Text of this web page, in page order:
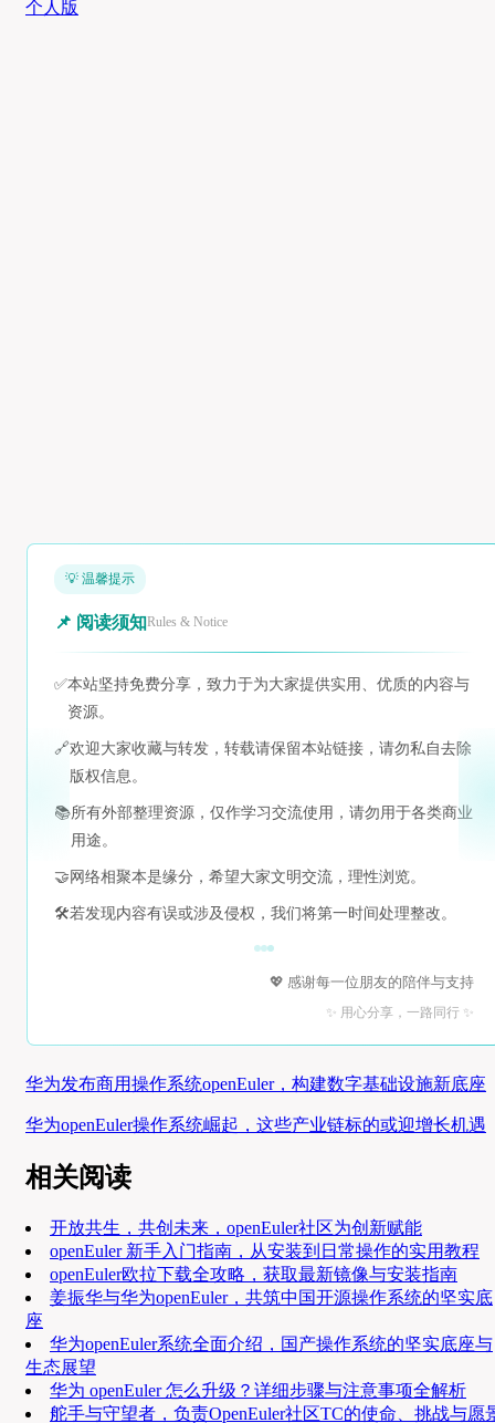
个人版
💡 温馨提示
📌 阅读须知Rules & Notice
✅本站坚持免费分享，致力于为大家提供实用、优质的内容与
资源。
🔗欢迎大家收藏与转发，转载请保留本站链接，请勿私自去除
版权信息。
📚所有外部整理资源，仅作学习交流使用，请勿用于各类商业
用途。
🤝 网络相聚本是缘分，希望大家文明交流，理性浏览。
🛠️若发现内容有误或涉及侵权，我们将第一时间处理整改。
💖 感谢每一位朋友的陪伴与支持
✨ 用心分享，一路同行 ✨
华为发布商用操作系统openEuler，构建数字基础设施新底座
华为openEuler操作系统崛起，这些产业链标的或迎增长机遇
相关阅读
开放共生，共创未来，openEuler社区为创新赋能
openEuler 新手入门指南，从安装到日常操作的实用教程
openEuler欧拉下载全攻略，获取最新镜像与安装指南
姜振华与华为openEuler，共筑中国开源操作系统的坚实底
座
华为openEuler系统全面介绍，国产操作系统的坚实底座与
生态展望
华为 openEuler 怎么升级？详细步骤与注意事项全解析
舵手与守望者，负责OpenEuler社区TC的使命、挑战与愿